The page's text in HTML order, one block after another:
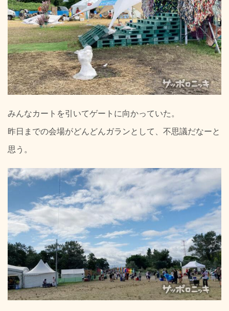
みんなカートを引いてゲートに向かっていた。
昨日までの会場がどんどんガランとして、不思議だなーと
思う。